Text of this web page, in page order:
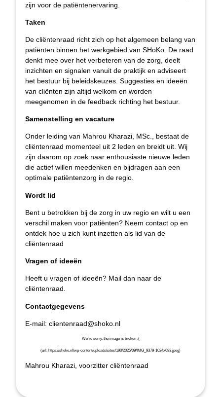
zijn voor de patiëntenervaring.
Taken
De cliëntenraad richt zich op het algemeen belang van
patiënten binnen het werkgebied van SHoKo. De raad
denkt mee over het verbeteren van de zorg, deelt
inzichten en signalen vanuit de praktijk en adviseert
het bestuur bij beleidskeuzes. Suggesties en ideeën
van cliënten zijn altijd welkom en worden
meegenomen in de feedback richting het bestuur.
Samenstelling en vacature
Onder leiding van Mahrou Kharazi, MSc., bestaat de
cliëntenraad momenteel uit 2 leden en breidt uit. Wij
zijn daarom op zoek naar enthousiaste nieuwe leden
die actief willen meedenken en bijdragen aan een
optimale patiëntenzorg in de regio.
Wordt lid
Bent u betrokken bij de zorg in uw regio en wilt u een
verschil maken voor patiënten? Neem contact op en
ontdek hoe u zich kunt inzetten als lid van de
cliëntenraad
Vragen of ideeën
Heeft u vragen of ideeën? Mail dan naar de
cliëntenraad.
Contactgegevens
E-mail: clientenraad@shoko.nl
Mahrou Kharazi, voorzitter cliëntenraad